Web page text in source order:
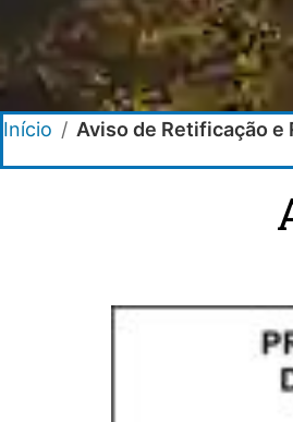
Início / Aviso de Retificação